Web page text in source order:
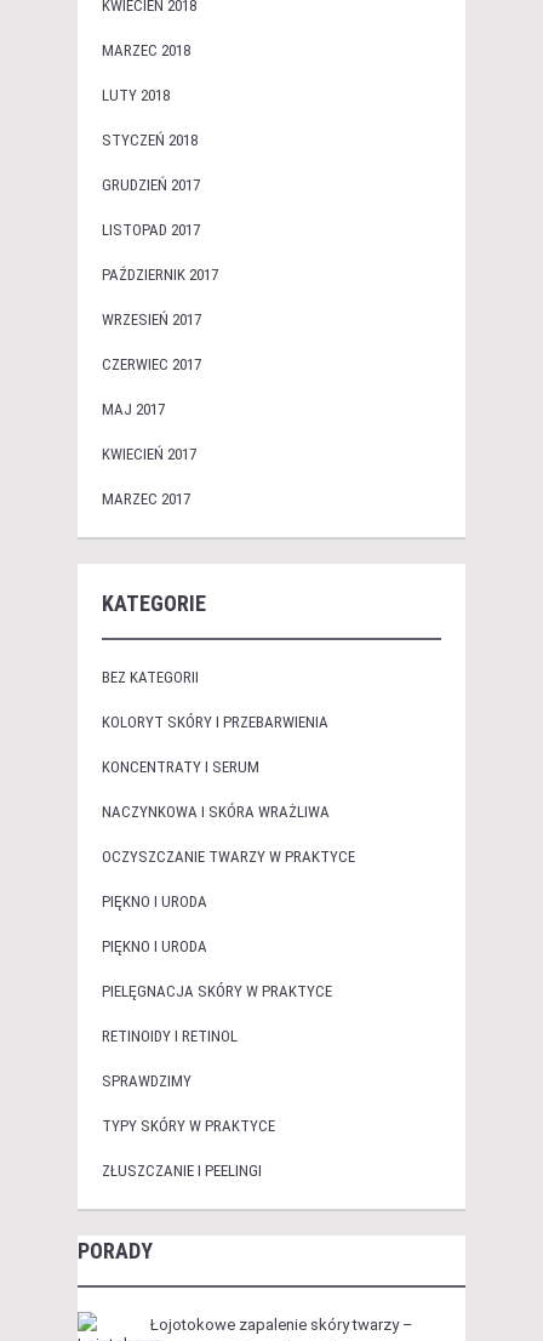
KWIECIEŃ 2018
MARZEC 2018
LUTY 2018
STYCZEŃ 2018
GRUDZIEŃ 2017
LISTOPAD 2017
PAŹDZIERNIK 2017
WRZESIEŃ 2017
CZERWIEC 2017
MAJ 2017
KWIECIEŃ 2017
MARZEC 2017
KATEGORIE
BEZ KATEGORII
KOLORYT SKÓRY I PRZEBARWIENIA
KONCENTRATY I SERUM
NACZYNKOWA I SKÓRA WRAŻLIWA
OCZYSZCZANIE TWARZY W PRAKTYCE
PIĘKNO I URODA
PIĘKNO I URODA
PIELĘGNACJA SKÓRY W PRAKTYCE
RETINOIDY I RETINOL
SPRAWDZIMY
TYPY SKÓRY W PRAKTYCE
ZŁUSZCZANIE I PEELINGI
PORADY
Łojotokowe zapalenie skóry twarzy –